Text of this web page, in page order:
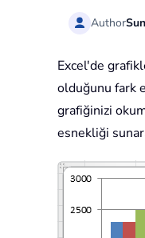
AuthorSun
Excel'de
olduğunu fark
grafiğinizi
esnekliği